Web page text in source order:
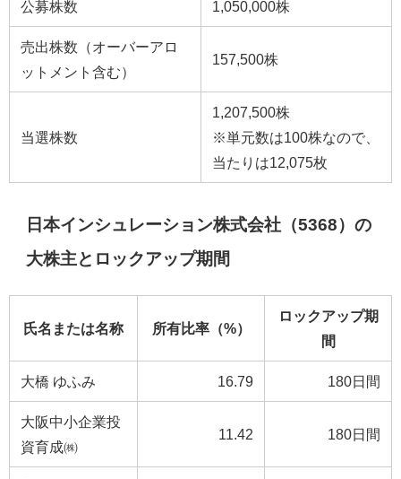
公募株数 1,050,000株
売出株数（オーバーアロ
ットメント含む）
157,500株
当選株数
1,207,500株
※単元数は100株なので、
当たりは12,075枚
日本インシュレーション株式会社（5368）の
大株主とロックアップ期間
氏名または名称 所有比率（%）
ロックアップ期
間
大橋 ゆふみ 16.79 180日間
大阪中小企業投
資育成㈱
11.42 180日間